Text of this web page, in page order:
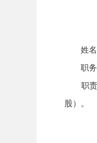
姓名
职务
职责
股）。